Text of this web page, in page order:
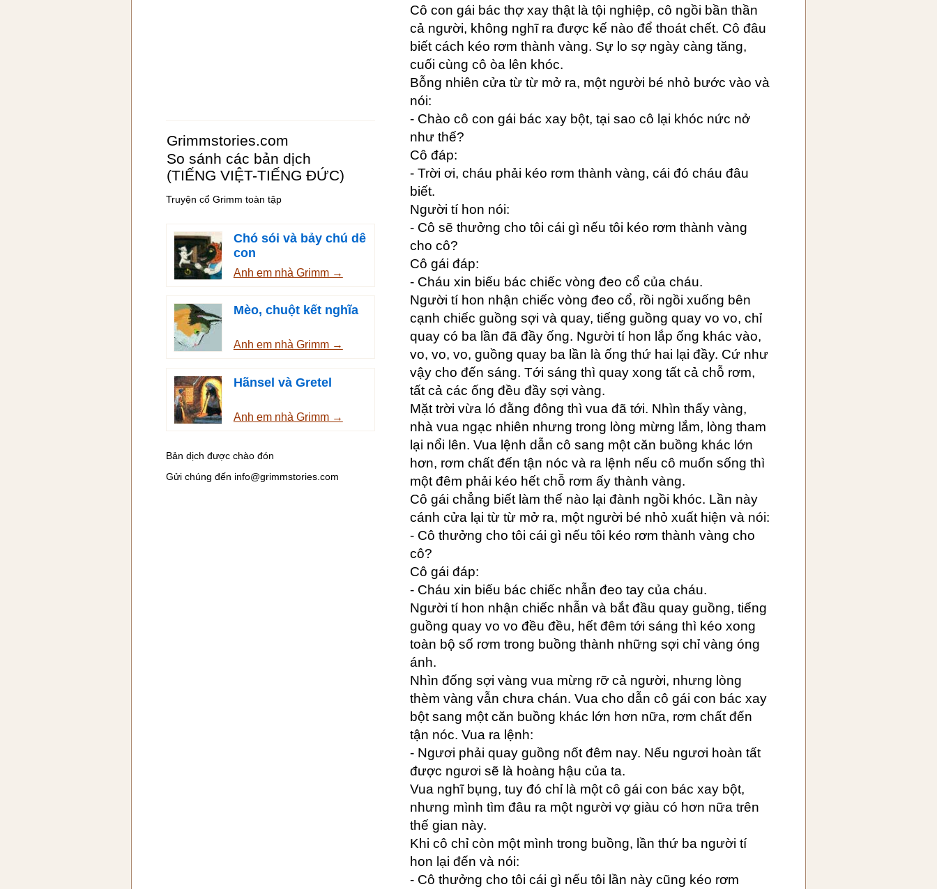
Grimmstories.com
So sánh các bản dịch
(TIẾNG VIỆT-TIẾNG ĐỨC)
Truyện cổ Grimm toàn tập
Chó sói và bảy chú dê
con
Anh em nhà Grimm →
Mèo, chuột kết nghĩa
Anh em nhà Grimm →
Hãnsel và Gretel
Anh em nhà Grimm →
Bản dịch được chào đón
Gửi chúng đến info@grimmstories.com
Cô con gái bác thợ xay thật là tội nghiệp, cô ngồi bần thần
cả người, không nghĩ ra được kế nào để thoát chết. Cô đâu
biết cách kéo rơm thành vàng. Sự lo sợ ngày càng tăng,
cuối cùng cô òa lên khóc.
Bỗng nhiên cửa từ từ mở ra, một người bé nhỏ bước vào và
nói:
- Chào cô con gái bác xay bột, tại sao cô lại khóc nức nở
như thế?
Cô đáp:
- Trời ơi, cháu phải kéo rơm thành vàng, cái đó cháu đâu
biết.
Người tí hon nói:
- Cô sẽ thưởng cho tôi cái gì nếu tôi kéo rơm thành vàng
cho cô?
Cô gái đáp:
- Cháu xin biếu bác chiếc vòng đeo cổ của cháu.
Người tí hon nhận chiếc vòng đeo cổ, rồi ngồi xuống bên
cạnh chiếc guồng sợi và quay, tiếng guồng quay vo vo, chỉ
quay có ba lần đã đầy ống. Người tí hon lắp ống khác vào,
vo, vo, vo, guồng quay ba lần là ống thứ hai lại đầy. Cứ như
vậy cho đến sáng. Tới sáng thì quay xong tất cả chỗ rơm,
tất cả các ống đều đầy sợi vàng.
Mặt trời vừa ló đằng đông thì vua đã tới. Nhìn thấy vàng,
nhà vua ngạc nhiên nhưng trong lòng mừng lắm, lòng tham
lại nổi lên. Vua lệnh dẫn cô sang một căn buồng khác lớn
hơn, rơm chất đến tận nóc và ra lệnh nếu cô muốn sống thì
một đêm phải kéo hết chỗ rơm ấy thành vàng.
Cô gái chẳng biết làm thế nào lại đành ngồi khóc. Lần này
cánh cửa lại từ từ mở ra, một người bé nhỏ xuất hiện và nói:
- Cô thưởng cho tôi cái gì nếu tôi kéo rơm thành vàng cho
cô?
Cô gái đáp:
- Cháu xin biếu bác chiếc nhẫn đeo tay của cháu.
Người tí hon nhận chiếc nhẫn và bắt đầu quay guồng, tiếng
guồng quay vo vo đều đều, hết đêm tới sáng thì kéo xong
toàn bộ số rơm trong buồng thành những sợi chỉ vàng óng
ánh.
Nhìn đống sợi vàng vua mừng rỡ cả người, nhưng lòng
thèm vàng vẫn chưa chán. Vua cho dẫn cô gái con bác xay
bột sang một căn buồng khác lớn hơn nữa, rơm chất đến
tận nóc. Vua ra lệnh:
- Ngươi phải quay guồng nốt đêm nay. Nếu ngươi hoàn tất
được ngươi sẽ là hoàng hậu của ta.
Vua nghĩ bụng, tuy đó chỉ là một cô gái con bác xay bột,
nhưng mình tìm đâu ra một người vợ giàu có hơn nữa trên
thế gian này.
Khi cô chỉ còn một mình trong buồng, lần thứ ba người tí
hon lại đến và nói:
- Cô thưởng cho tôi cái gì nếu tôi lần này cũng kéo rơm